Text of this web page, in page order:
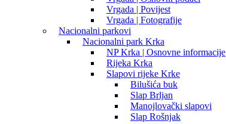
Vrgada | Povijest
Vrgada | Fotografije
Nacionalni parkovi
Nacionalni park Krka
NP Krka | Osnovne informacije
Rijeka Krka
Slapovi rijeke Krke
Bilušića buk
Slap Brljan
Manojlovački slapovi
Slap Rošnjak